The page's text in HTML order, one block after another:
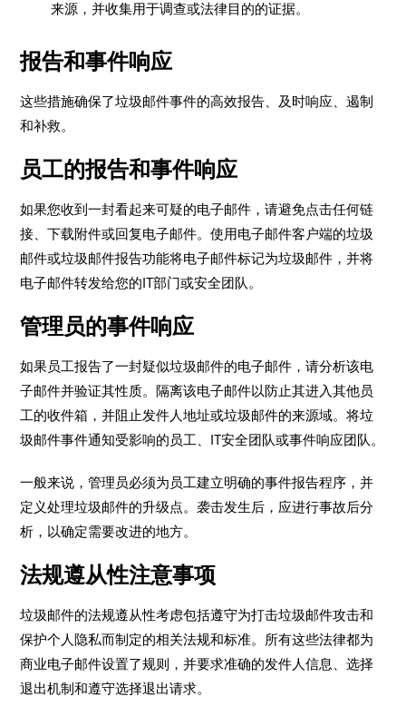
来源，并收集用于调查或法律目的的证据。
报告和事件响应
这些措施确保了垃圾邮件事件的高效报告、及时响应、遏制
和补救。
员工的报告和事件响应
如果您收到一封看起来可疑的电子邮件，请避免点击任何链
接、下载附件或回复电子邮件。使用电子邮件客户端的垃圾
邮件或垃圾邮件报告功能将电子邮件标记为垃圾邮件，并将
电子邮件转发给您的IT部门或安全团队。
管理员的事件响应
如果员工报告了一封疑似垃圾邮件的电子邮件，请分析该电
子邮件并验证其性质。隔离该电子邮件以防止其进入其他员
工的收件箱，并阻止发件人地址或垃圾邮件的来源域。将垃
圾邮件事件通知受影响的员工、IT安全团队或事件响应团队。
一般来说，管理员必须为员工建立明确的事件报告程序，并
定义处理垃圾邮件的升级点。袭击发生后，应进行事故后分
析，以确定需要改进的地方。
法规遵从性注意事项
垃圾邮件的法规遵从性考虑包括遵守为打击垃圾邮件攻击和
保护个人隐私而制定的相关法规和标准。所有这些法律都为
商业电子邮件设置了规则，并要求准确的发件人信息、选择
退出机制和遵守选择退出请求。